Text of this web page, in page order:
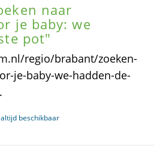
naar
je baby: we
pot"
regio/brabant/zoeken-
je-baby-we-hadden-de-
beschikbaar